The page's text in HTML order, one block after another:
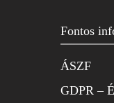
Fontos
ÁSZF
GDPR –